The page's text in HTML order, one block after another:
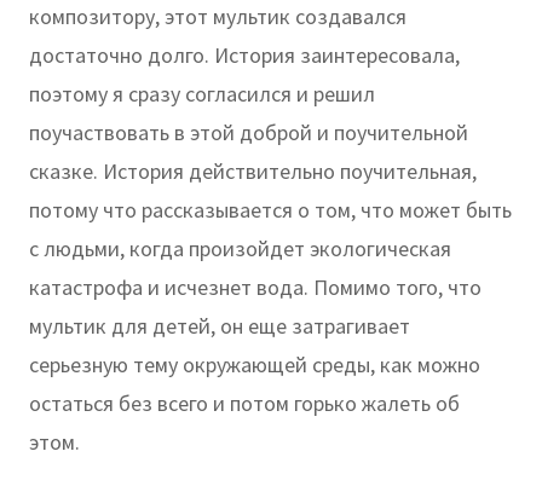
композитору, этот мультик создавался
достаточно долго. История заинтересовала,
поэтому я сразу согласился и решил
поучаствовать в этой доброй и поучительной
сказке. История действительно поучительная,
потому что рассказывается о том, что может быть
с людьми, когда произойдет экологическая
катастрофа и исчезнет вода. Помимо того, что
мультик для детей, он еще затрагивает
серьезную тему окружающей среды, как можно
остаться без всего и потом горько жалеть об
этом.